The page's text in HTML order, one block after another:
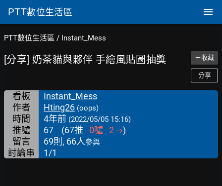
PTT數位生活區
PTT數位生活區 / Instant_Mess
[分享] 奶茶貓與夥伴 手繪風貼圖抽獎 ＋收藏
分享
看板
Instant_Mess
作者
Hting26 (oops)
時間 4年前 (2022/05/05 15:16)
推噓 67 (67推 0噓 2→)
留言
69則, 66人參與
討論串 1/1